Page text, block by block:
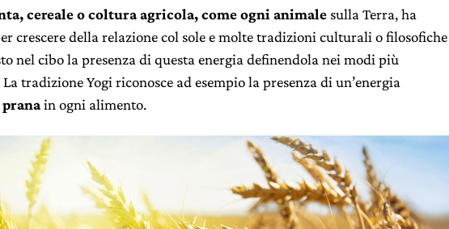
cereale o coltura agricola, come ogni animale sulla Terra, ha
crescere della relazione col sole e molte tradizioni culturali o filosofiche
nel cibo la presenza di questa energia definendola nei modi più
tradizione Yogi riconosce ad esempio la presenza di un’energia
pranain ogni alimento.